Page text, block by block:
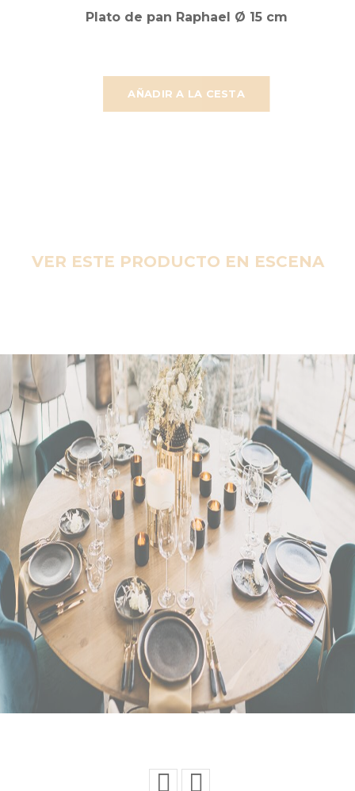
AÑADIR A LA CESTA
Plato de pan Raphael Ø 15 cm
VER ESTE PRODUCTO EN ESCENA